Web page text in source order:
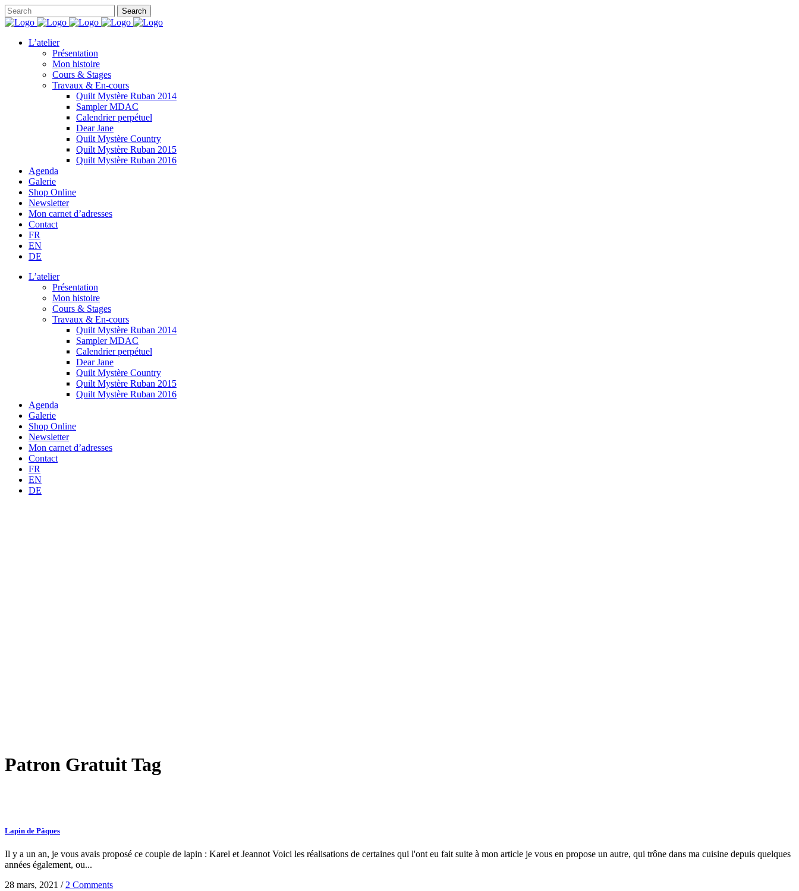
L’atelier
Présentation
Mon histoire
Cours & Stages
Travaux & En-cours
Quilt Mystère Ruban 2014
Sampler MDAC
Calendrier perpétuel
Dear Jane
Quilt Mystère Country
Quilt Mystère Ruban 2015
Quilt Mystère Ruban 2016
Agenda
Galerie
Shop Online
Newsletter
Mon carnet d’adresses
Contact
FR
EN
DE
L’atelier
Présentation
Mon histoire
Cours & Stages
Travaux & En-cours
Quilt Mystère Ruban 2014
Sampler MDAC
Calendrier perpétuel
Dear Jane
Quilt Mystère Country
Quilt Mystère Ruban 2015
Quilt Mystère Ruban 2016
Agenda
Galerie
Shop Online
Newsletter
Mon carnet d’adresses
Contact
FR
EN
DE
Patron Gratuit Tag
Lapin de Pâques
Il y a un an, je vous avais proposé ce couple de lapin : Karel et Jeannot Voici les réalisations de certaines qui l'ont eu fait suite à mon article je vous en propose un autre, qui trône dans ma cuisine depuis quelques
années également, ou...
28 mars, 2021 / 2 Comments